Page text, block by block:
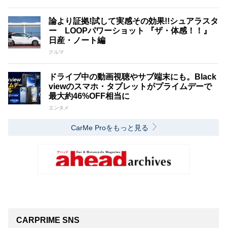
論より証拠!試して実感その効果!!シュアラスタ
ー LOOPパワーショット 『ザ・体感！！』
日産・ノート編
クルマ
ドライブ中の動画視聴やサブ端末にも。Black
viewのスマホ・タブレットがプライムデーで
最大約46%OFF相当に
エンタメ
CarMe Proをもっと見る
CARPRIME SNS